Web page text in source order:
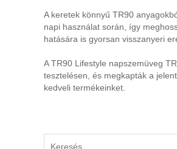
A keretek könnyű TR90
napi használat során, így
hatására is gyorsan visszanyeri
A TR90 Lifestyle napszemüveg
tesztelésen, és megkapták a
kedveli termékeinket.